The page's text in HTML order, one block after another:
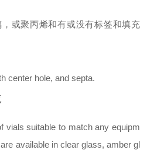
或聚丙烯和有或没有标签和填充
center hole, and septa.
vials suitable to match any equipm
available in clear glass, amber gl